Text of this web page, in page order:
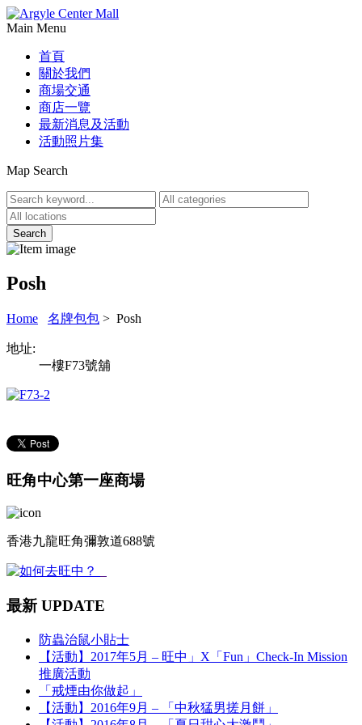
Main Menu
首頁
關於我們
商場交通
商店一覽
最新消息及活動
活動照片集
Map Search
Posh
Home 名牌包包 > Posh
地址:
一樓F73號舖
旺角中心第一座商場
香港九龍旺角彌敦道688號
最新 UPDATE
防蟲治鼠小貼士
【活動】2017年5月 – 旺中」X「Fun」Check-In Mission
推廣活動
「戒煙由你做起」
【活動】2016年9月 – 「中秋猛男搓月餅」